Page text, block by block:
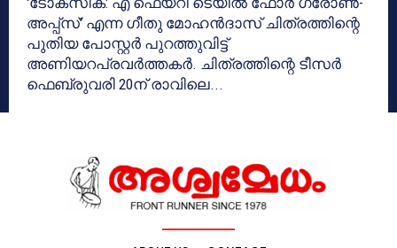
അപ്പ്‌സ്' എന്ന ഗീതു മോഹൻദാസ് ചിത്രത്തിന്റെ
പുതിയ പോസ്റ്റർ പുറത്തുവിട്ട്
അണിയറപ്രവർത്തകർ. ചിത്രത്തിന്റെ ടീസർ
ഫെബ്രുവരി 20ന് രാവിലെ...